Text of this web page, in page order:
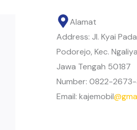
Alamat
Address: Jl. Kyai
Podorejo, Kec.
Jawa Tengah 50187
Number: 0822-
Email: kajemobil